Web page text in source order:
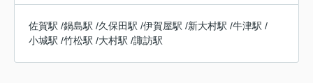
佐賀駅 /鍋島駅 /久保田駅 /伊賀屋駅 /新大村駅 /牛津駅 /
小城駅 /竹松駅 /大村駅 /諏訪駅